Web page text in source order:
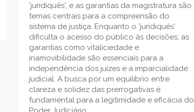
'juridiquês', e as garantias da magistratura são
temas centrais para a compreensão do
sistema de justiça. Enquanto o 'juridiquês'
dificulta o acesso do público às decisões, as
garantias como vitaliciedade e
inamovibilidade são essenciais para a
independência dos juízes e a imparcialidade
judicial. A busca por um equilíbrio entre
clareza e solidez das prerrogativas é
fundamental para a legitimidade e eficácia do